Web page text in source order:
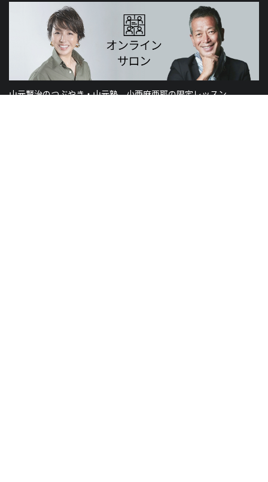
山元賢治のつぶやき・山元塾、小西麻亜耶の限定レッスン